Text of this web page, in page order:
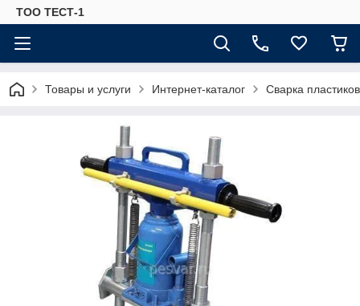
ТОО ТЕСТ-1
Товары и услуги Интернет-каталог Сварка